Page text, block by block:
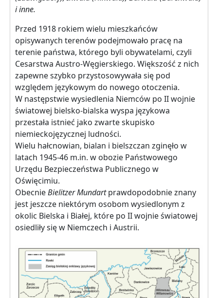
i inne.
Przed 1918 rokiem wielu mieszkańców
opisywanych terenów podejmowało pracę na
terenie państwa, którego byli obywatelami, czyli
Cesarstwa Austro-Węgierskiego. Większość z nich
zapewne szybko przystosowywała się pod
względem językowym do nowego otoczenia.
W następstwie wysiedlenia Niemców po II wojnie
światowej bielsko-bialska wyspa językowa
przestała istnieć jako zwarte skupisko
niemieckojęzycznej ludności.
Wielu hałcnowian, bialan i bielszczan zginęło w
latach 1945-46 m.in. w obozie Państwowego
Urzędu Bezpieczeństwa Publicznego w
Oświęcimiu.
ObecnieBielitzer Mundartprawdopodobnie znany
jest jeszcze niektórym osobom wysiedlonym z
okolic Bielska i Białej, które po II wojnie światowej
osiedliły się w Niemczech i Austrii.